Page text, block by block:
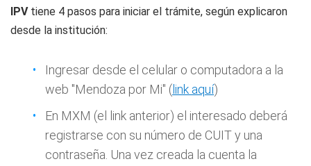
IPV tiene 4 pasos para iniciar el trámite, según explicaron
desde la institución:
Ingresar desde el celular o computadora a la
web "Mendoza por Mi" (link aquí)
En MXM (el link anterior) el interesado deberá
registrarse con su número de CUIT y una
contraseña. Una vez creada la cuenta la